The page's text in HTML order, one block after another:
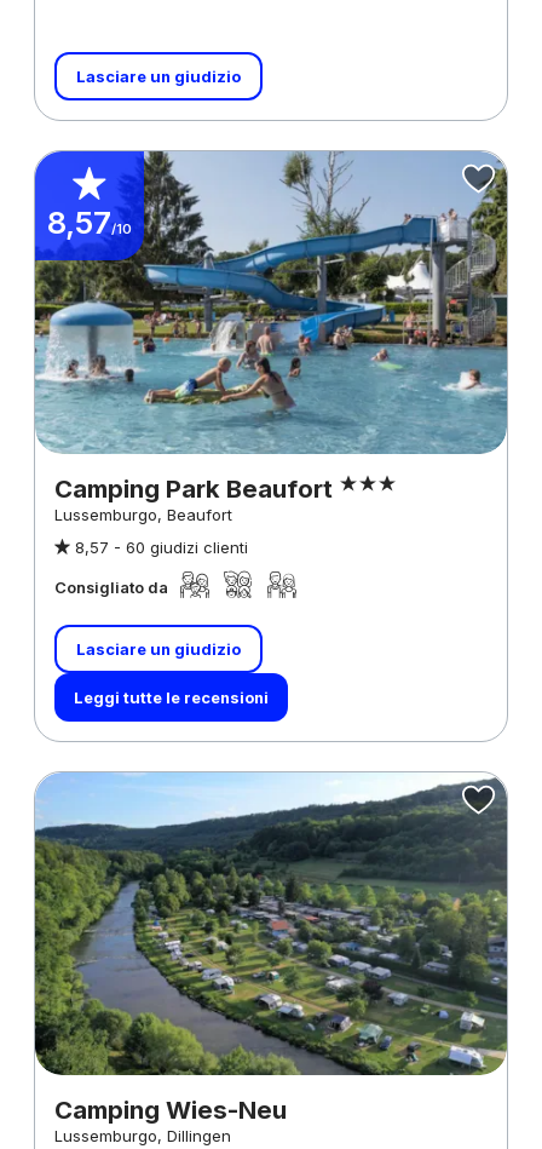
Lasciare un giudizio
8,57/10
Camping Park Beaufort
Lussemburgo, Beaufort
8,57 - 60 giudizi clienti
Consigliato da
Lasciare un giudizio
Leggi tutte le recensioni
Camping Wies-Neu
Lussemburgo, Dillingen